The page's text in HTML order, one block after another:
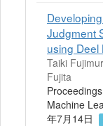
Judgment
using Deel
Taiki
Fujita
Machine
年7月14日